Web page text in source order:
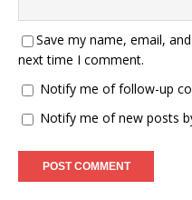
Save my name, email,
next time I comment.
Notify me of follow-up
Notify me of new posts